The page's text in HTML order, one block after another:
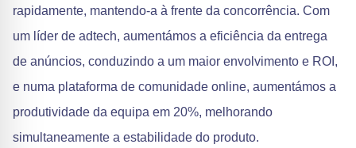
rapidamente, mantendo-a à frente da concorrência. Com
um líder de adtech, aumentámos a eficiência da entrega
de anúncios, conduzindo a um maior envolvimento e ROI,
e numa plataforma de comunidade online, aumentámos a
produtividade da equipa em 20%, melhorando
simultaneamente a estabilidade do produto.